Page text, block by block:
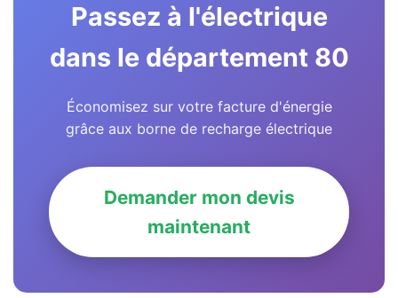
Passez à l'électrique
dans le département 80
Économisez sur votre facture d'énergie
grâce aux borne de recharge électrique
Demander mon devis
maintenant